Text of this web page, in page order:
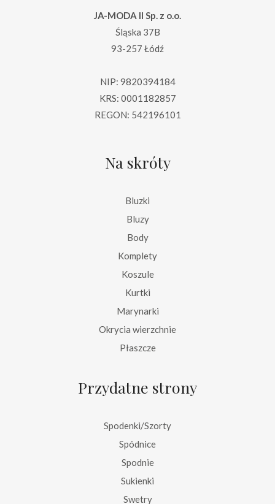
JA-MODA II Sp. z o.o.
Śląska 37B
93-257 Łódź
NIP: 9820394184
KRS: 0001182857
REGON: 542196101
Na skróty
Bluzki
Bluzy
Body
Komplety
Koszule
Kurtki
Marynarki
Okrycia wierzchnie
Płaszcze
Przydatne strony
Spodenki/Szorty
Spódnice
Spodnie
Sukienki
Swetry